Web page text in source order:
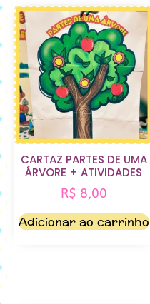
CARTAZ PARTES DE UMA
ÁRVORE + ATIVIDADES
R$ 8,00
Adicionar ao carrinho